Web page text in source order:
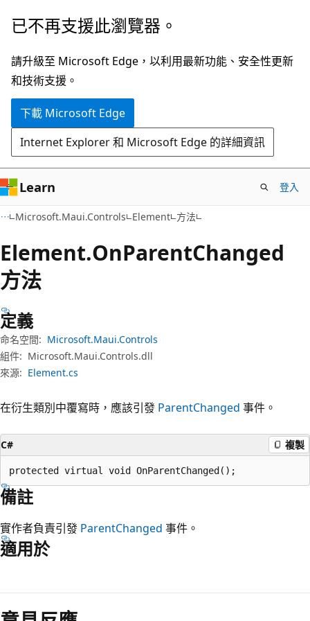
跳
主
要
內
跳
頁
面
內
覽
已不再支援此瀏覽器。
請升級至 Microsoft Edge，以利用最新功能、安全性更新
和技術支援。
下載 Microsoft Edge
Internet Explorer 和 Microsoft Edge 的詳細資訊
Learn 登入
Microsoft.Maui.Controls Element 方法
Element.OnParentChanged
方法
定義
命名空間: Microsoft.Maui.Controls
組件: Microsoft.Maui.Controls.dll
來源: Element.cs
在衍生類別中覆寫時，應該引發 ParentChanged 事件。
C# 複製
protected virtual void OnParentChanged();
備註
實作者負責引發 ParentChanged 事件。
適用於
讀
模